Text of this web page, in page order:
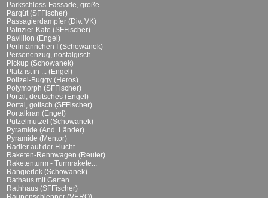
Parkschloss-Fassade, große...
Parqüt (SFFischer)
Passagierdampfer (Div. VK)
Patrizier-Kate (SFFischer)
Pavillion (Engel)
Perlmännchen I (Schowanek)
Personenzug, nostalgisch...
Pickup (Schowanek)
Platz ist in ... (Engel)
Polizei-Buggy (Heros)
Polymorph (SFFischer)
Portal, deutsches (Engel)
Portal, gotisch (SFFischer)
Portalkran (Engel)
Putzelmutzel (Schowanek)
Pyramide (And. Länder)
Pyramide (Mentor)
Radler auf der Flucht...
Raketen-Rennwagen (Reuter)
Raketenturm - Turmrakete...
Rangierlok (Schowanek)
Rathaus mit Garten...
Rathhaus (SFFischer)